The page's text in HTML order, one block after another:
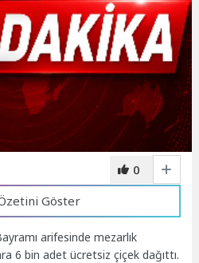
0
Göster
arifesinde mezarlık
6 bin adet ücretsiz çiçek dağıttı.